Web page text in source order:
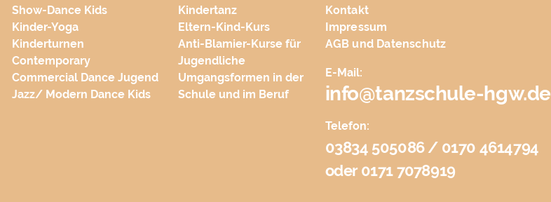
Show-Dance Kids
Kinder-Yoga
Kinderturnen
Contemporary
Commercial Dance Jugend
Jazz/ Modern Dance Kids
Kindertanz
Eltern-Kind-Kurs
Anti-Blamier-Kurse für
Jugendliche
Umgangsformen in der
Schule und im Beruf
Kontakt
Impressum
AGB und Datenschutz
E-Mail:
info@tanzschule-hgw.de
Telefon:
03834 505086 / 0170 4614794
oder 0171 7078919